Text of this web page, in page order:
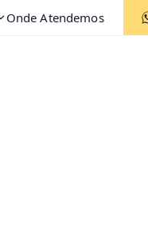
Onde Atendemos